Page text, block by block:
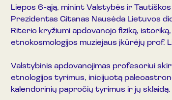
Liepos 6-ąją, minint Valstybės ir
Prezidentas Gitanas Nausėda Lietuvos
Riterio kryžiumi apdovanojo fiziką,
etnokosmologijos muziejaus įkūrėjų prof.
Valstybinis apdovanojimas profesoriui
etnologijos tyrimus, inicijuotą
kalendorinių papročių tyrimus ir jų sklaidą.